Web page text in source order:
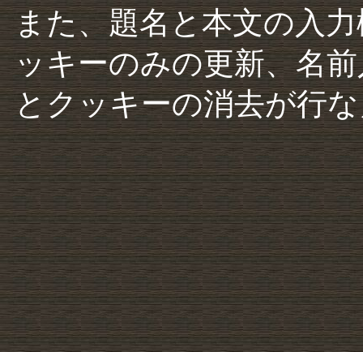
また、題名と本文の入
ッキーのみの更新、名
とクッキーの消去が行